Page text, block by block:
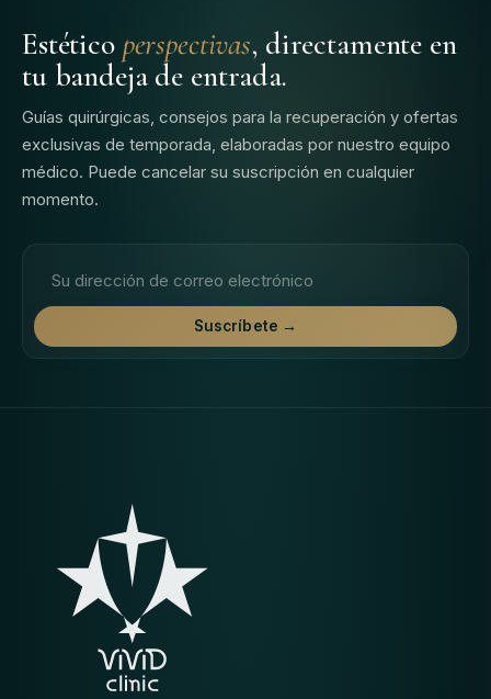
Estético perspectivas, directamente en
tu bandeja de entrada.
Guías quirúrgicas, consejos para la recuperación y ofertas
exclusivas de temporada, elaboradas por nuestro equipo
médico. Puede cancelar su suscripción en cualquier
momento.
Suscríbete →